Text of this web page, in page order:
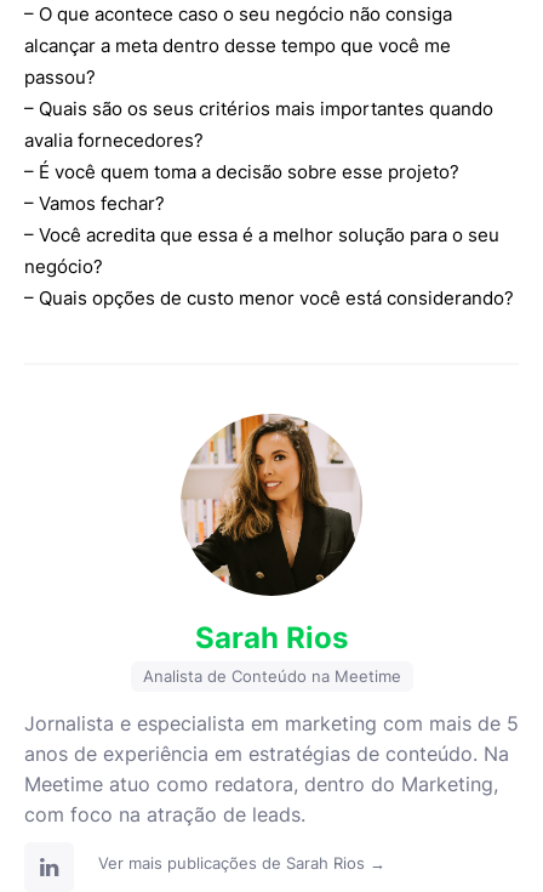
– O que acontece caso o seu negócio não consiga
alcançar a meta dentro desse tempo que você me
passou?
– Quais são os seus critérios mais importantes quando
avalia fornecedores?
– É você quem toma a decisão sobre esse projeto?
– Vamos fechar?
– Você acredita que essa é a melhor solução para o seu
negócio?
– Quais opções de custo menor você está considerando?
Sarah Rios
Analista de Conteúdo na Meetime
Jornalista e especialista em marketing com mais de 5
anos de experiência em estratégias de conteúdo. Na
Meetime atuo como redatora, dentro do Marketing,
com foco na atração de leads.
Ver mais publicações de Sarah Rios →